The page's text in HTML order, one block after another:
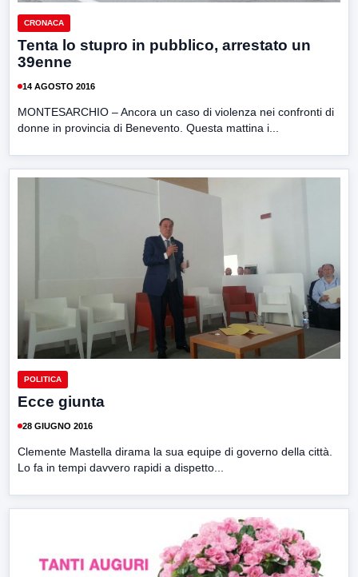
CRONACA
Tenta lo stupro in pubblico, arrestato un
39enne
14 AGOSTO 2016
MONTESARCHIO – Ancora un caso di violenza nei confronti di
donne in provincia di Benevento. Questa mattina i...
POLITICA
Ecce giunta
28 GIUGNO 2016
Clemente Mastella dirama la sua equipe di governo della città.
Lo fa in tempi davvero rapidi a dispetto...